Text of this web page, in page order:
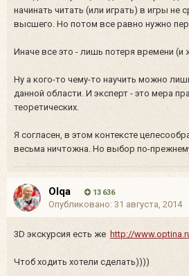
начинать читать (или играть) в игры не
высшего. Но потом все равно нужно
Иначе все это - лишь потеря времени (и
Ну а кого-то чему-то научить можно
данной области. И эксперт - это мера
теоретических.
Я согласен, в этом контексте
весьма ничтожна. Но выбор по-
Olqa 13 636
Опубликовано: 31 августа, 2014
3D экскурсия есть же http://
Чтоб ходить хотели сделать))))